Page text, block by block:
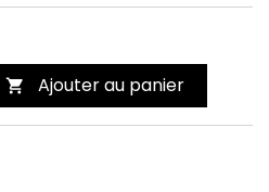
 Ajouter au panier